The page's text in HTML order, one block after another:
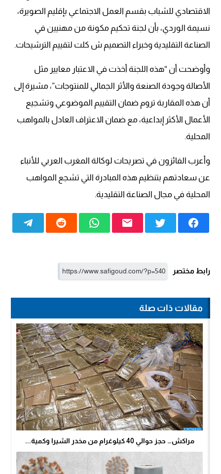
الاقتصادي للشباب بقسم العمل الاجتماعي بإقليم الصويرة،
نسيمة الوردي، بأن لجنة تحكيم مكونة من مهنيين في
الصناعة التقليدية وخبراء التصميم ش كلت لتقييم الترشيحات.
وأوضحت أن “هذه اللجنة أخذت في الاعتبار معايير مثل
الأصالة وجودة الصنعة والأثر الجمالي للمنتوجات”، مشيرة إلى
أن هذه المقاربة تروم ضمان التقييم الموضوعي وتشجيع
الأعمال الأكثر إبداعية، مع ضمان الاعتراف العادل بالمواهب
المحلية.
وأعرب الفائزون في تصريحات لوكالة المغرب العربي للأنباء
عن سعادتهم بتنظيم هذه المبادرة التي تشجع المواهب
المحلية في مجال الصناعة التقليدية.
رابط مختصر
مقالات ذات صلة
مراكش… حجز حوالي 40 كيلوغرام من مخدر الشيرا وكمية...